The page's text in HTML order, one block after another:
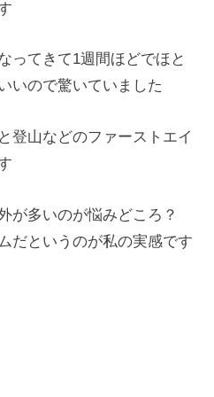
ってきて1週間ほどでほと
いので驚いていました
登山などのファーストエイ
が多いのが悩みどころ？
だというのが私の実感です